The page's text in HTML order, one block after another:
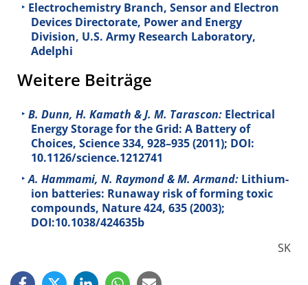
Electrochemistry Branch, Sensor and Electron
Devices Directorate, Power and Energy
Division, U.S. Army Research Laboratory,
Adelphi
Weitere Beiträge
B. Dunn, H. Kamath & J. M. Tarascon: Electrical
Energy Storage for the Grid: A Battery of
Choices, Science334, 928–935 (2011); DOI:
10.1126/science.1212741
A. Hammami, N. Raymond & M. Armand: Lithium-
ion batteries: Runaway risk of forming toxic
compounds, Nature424, 635 (2003);
DOI:10.1038/424635b
SK